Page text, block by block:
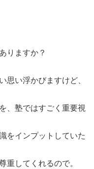
りますか？
い浮かびますけど、
、塾ではすごく重要視
をインプットしていた
重してくれるので。